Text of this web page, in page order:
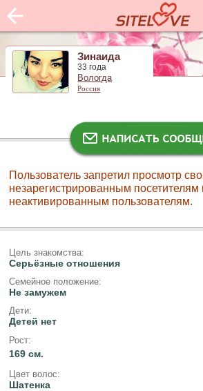
Зинаида
33 года
Вологда
Россия
Пользователь запретил просмотр
незарегистрированным посетителям
неактивированным пользователям.
Цель знакомства:
Серьёзные отношения
Семейное положение:
Не замужем
Дети:
Детей нет
Рост:
169 см.
Цвет волос:
Шатенка